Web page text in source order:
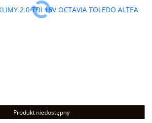
Produkt niedostępny